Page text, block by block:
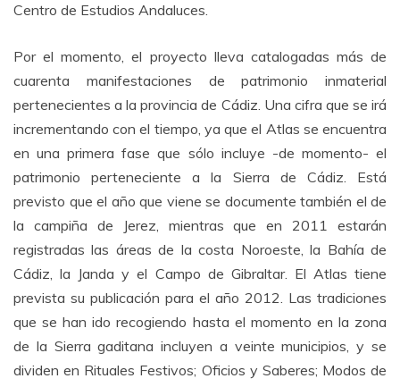
Centro de Estudios Andaluces.
Por el momento, el proyecto lleva catalogadas más de
cuarenta manifestaciones de patrimonio inmaterial
pertenecientes a la provincia de Cádiz. Una cifra que se irá
incrementando con el tiempo, ya que el Atlas se encuentra
en una primera fase que sólo incluye -de momento- el
patrimonio perteneciente a la Sierra de Cádiz. Está
previsto que el año que viene se documente también el de
la campiña de Jerez, mientras que en 2011 estarán
registradas las áreas de la costa Noroeste, la Bahía de
Cádiz, la Janda y el Campo de Gibraltar. El Atlas tiene
prevista su publicación para el año 2012. Las tradiciones
que se han ido recogiendo hasta el momento en la zona
de la Sierra gaditana incluyen a veinte municipios, y se
dividen en Rituales Festivos; Oficios y Saberes; Modos de